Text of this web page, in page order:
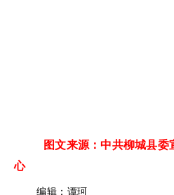
图文来源：中共柳城县
心
编辑：谭珂